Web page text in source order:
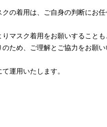
の着用は、ご自身の判断にお任
マスク着用をお願いすることも
ため、ご理解とご協力をお願い
運用いたします。